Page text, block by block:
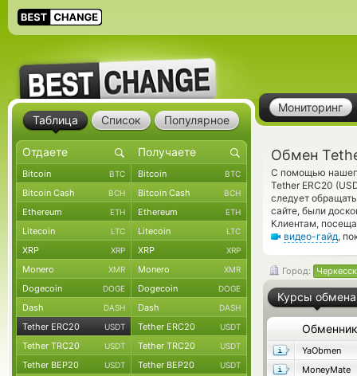
Мониторинг
Обмен
С помощью
Tether ERC20
следует
сайте, были
Клиентам,
видео-гайд,
Город: Черкесск
Курсы обмена
Обменник
YaObmen
MoneyMate
Таблица Список Популярное
Bitcoin BTC Bitcoin BTC
Bitcoin Cash BCH Bitcoin Cash BCH
Ethereum ETH Ethereum ETH
Litecoin LTC Litecoin LTC
XRP XRP XRP XRP
Monero XMR Monero XMR
Dogecoin DOGE Dogecoin DOGE
Dash DASH Dash DASH
Tether ERC20 USDT Tether ERC20 USDT
Tether TRC20 USDT Tether TRC20 USDT
Tether BEP20 USDT Tether BEP20 USDT